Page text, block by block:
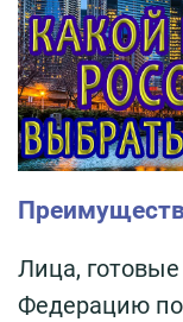
Лица,
Федерацию